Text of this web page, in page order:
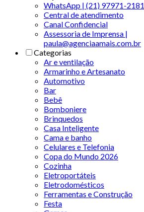
WhatsApp | (21) 97971-2181
Central de atendimento
Canal Confidencial
Assessoria de Imprensa |
paula@agenciaamais.com.br
Categorias
Ar e ventilação
Armarinho e Artesanato
Automotivo
Bar
Bebê
Bomboniere
Brinquedos
Casa Inteligente
Cama e banho
Celulares e Telefonia
Copa do Mundo 2026
Cozinha
Eletroportáteis
Eletrodomésticos
Ferramentas e Construção
Festa